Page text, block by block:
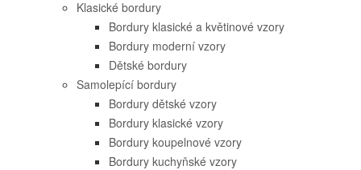
Klasické bordury
Bordury klasické a květinové vzory
Bordury moderní vzory
Dětské bordury
Samolepící bordury
Bordury dětské vzory
Bordury klasické vzory
Bordury koupelnové vzory
Bordury kuchyňské vzory